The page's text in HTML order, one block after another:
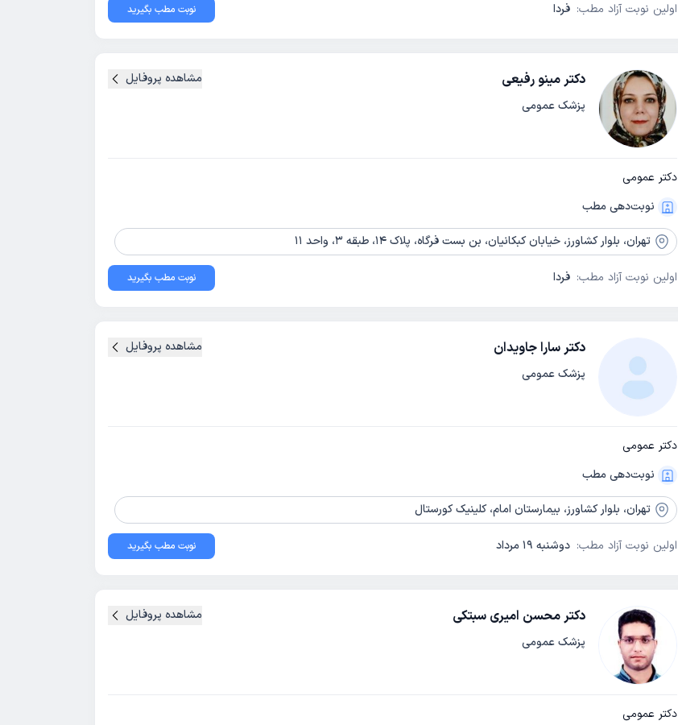
اولین نوبت آزاد مطب: فردا نوبت مطب بگیرید
دکتر مینو رفیعی
پزشک عمومی
مشاهده پروفایل
دکتر عمومی
نوبت‌دهی مطب
تهران، بلوار کشاورز، خیابان کبکانیان، بن بست فرگاه، پلاک 14، طبقه 3، واحد 11
اولین نوبت آزاد مطب: فردا نوبت مطب بگیرید
دکتر سارا جاویدان
پزشک عمومی
مشاهده پروفایل
دکتر عمومی
نوبت‌دهی مطب
تهران، بلوار کشاورز، بیمارستان امام، کلینیک کورستال
اولین نوبت آزاد مطب: دوشنبه 19 مرداد نوبت مطب بگیرید
دکتر محسن امیری سبتکی
پزشک عمومی
مشاهده پروفایل
دکتر عمومی